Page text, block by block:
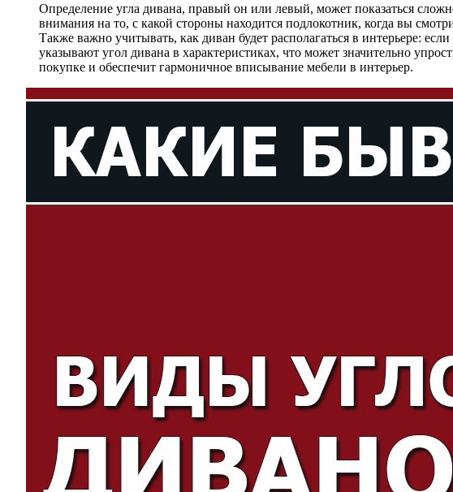
Определение угла дивана, правый он или левый, может показаться
внимания на то, с какой стороны находится подлокотник, когда вы
Также важно учитывать, как диван будет располагаться в интерьере:
указывают угол дивана в характеристиках, что может значительно
покупке и обеспечит гармоничное вписывание мебели в интерьер.